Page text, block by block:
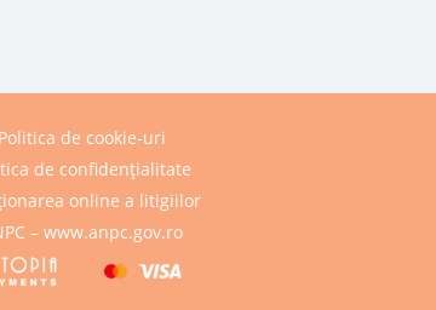
Politica de cookie-uri
de confidențialitate
online a litigiilor
– www.anpc.gov.ro